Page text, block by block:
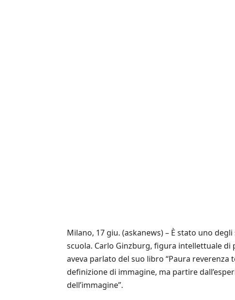
Milano, 17 giu. (askanews) – È stato uno
scuola. Carlo Ginzburg, figura intellettuale
aveva parlato del suo libro “Paura
definizione di immagine, ma partire
dell’immagine”.